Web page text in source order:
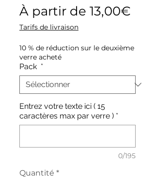
À partir de 13,00€
Tarifs de livraison
10 % de réduction sur le deuxième
verre acheté
Pack *
Entrez votre texte ici ( 15
caractères max par verre ) *
0/195
Quantité *